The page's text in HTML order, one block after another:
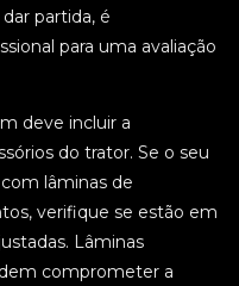
partida, é
para uma avaliação
deve incluir a
do trator. Se o seu
lâminas de
verifique se estão em
Lâminas
comprometer a